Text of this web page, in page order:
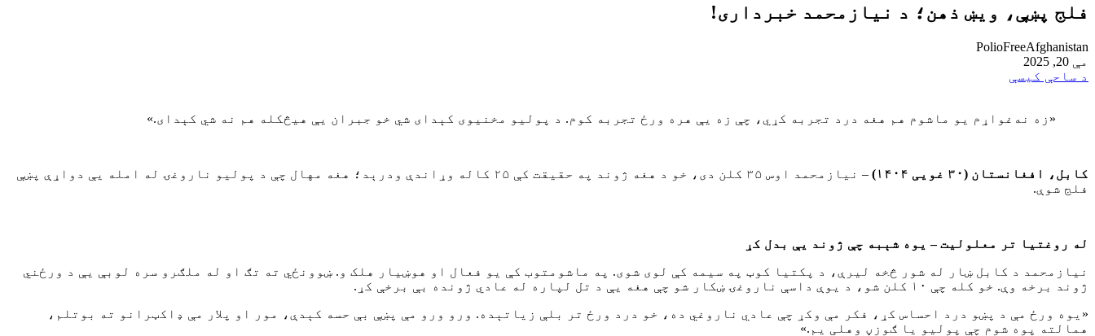
فلج پښې، ویښ ذهن؛ د نیازمحمد خبرداری!
PolioFreeAfghanistan
مې 20, 2025
د ساحې کیسې
«زه نه‌غواړم یو ماشوم هم هغه درد تجربه کړي، چې زه یې هره ورځ تجربه کوم. د پولیو مخنیوی کېدای شي خو جبران یې هیڅکله هم نه شي کېدای.»
کابل، افغانستان (۳۰ غویی ۱۴۰۴)
– نیازمحمد اوس ۳۵ کلن دی، خو د هغه ژوند په حقیقت کې ۲۵ کاله وړاندې ودرېد؛ هغه مهال چې د پولیو ناروغۍ له امله یې دواړې پښې
فلج شوې.
له روغتیا تر معلولیت – یوه شېبه چې ژوند یې بدل کړ
نیازمحمد د کابل ښار له شور څخه لیرې، د پکتیا کوټ په سیمه کې لوی شوی. په ماشومتوب کې یو فعال او هوښیار هلک و. ښوونځي ته تګ او له ملګرو سره لوبې یې د ورځني
ژوند برخه وې. خو کله چې ۱۰ کلن شو، د یوې داسې ناروغۍ ښکار شو چې هغه یې د تل لپاره له عادي ژونده بې برخې کړ.
«یوه ورځ مې د پښو درد احساس کړ، فکر مې وکړ چې عادي ناروغي ده، خو درد ورځ تر بلې زیاتېده. ورو ورو مې پښې بې حسه کېدې، مور او پلار مې ډاکټرانو ته بوتلم،
همالته پوه شوم چې پولیو یا ګوزڼ وهلی یم.»